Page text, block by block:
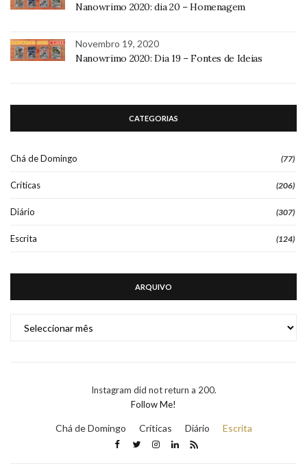
Nanowrimo 2020: dia 20 – Homenagem
Novembro 19, 2020
Nanowrimo 2020: Dia 19 – Fontes de Ideias
CATEGORIAS
Chá de Domingo (77)
Críticas (206)
Diário (307)
Escrita (124)
ARQUIVO
Instagram did not return a 200.
Follow Me!
Chá de Domingo Críticas Diário Escrita